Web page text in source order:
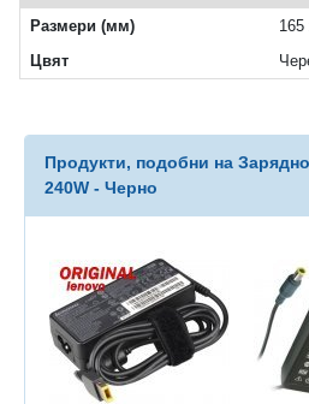
Размери (мм)
Цвят
Продукти, подобни на
240W - Черно